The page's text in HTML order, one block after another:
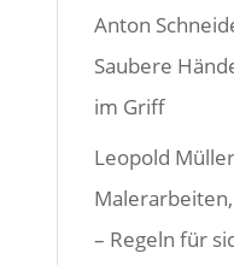
Anton
Saubere
im Griff
Leopold Müller
– Regeln für